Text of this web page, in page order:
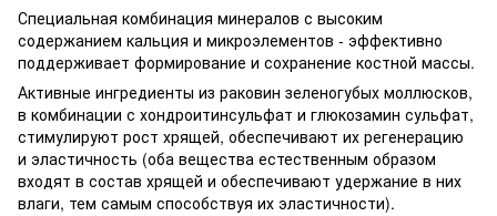
Специальная комбинация минералов с высоким
содержанием кальция и микроэлементов - эффективно
поддерживает формирование и сохранение костной массы.
Активные ингредиенты из раковин зеленогубых моллюсков,
в комбинации с хондроитинсульфат и глюкозамин сульфат,
стимулируют рост хрящей, обеспечивают их регенерацию
и эластичность (оба вещества естественным образом
входят в состав хрящей и обеспечивают удержание в них
влаги, тем самым способствуя их эластичности).